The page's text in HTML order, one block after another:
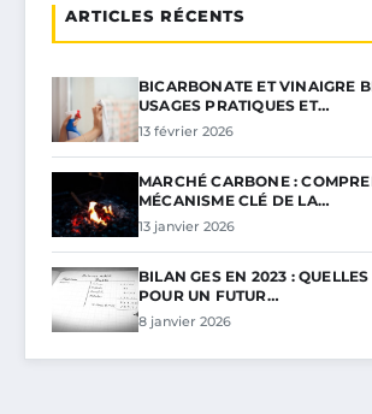
ARTICLES RÉCENTS
BICARBONATE ET VINAIGRE
USAGES PRATIQUES ET…
13 février 2026
MARCHÉ CARBONE :
MÉCANISME CLÉ DE LA…
13 janvier 2026
BILAN GES EN 2023 :
POUR UN FUTUR…
8 janvier 2026